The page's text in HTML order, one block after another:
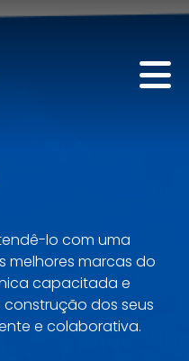
lo com uma
melhores marcas do
capacitada e
dos seus
e colaborativa.